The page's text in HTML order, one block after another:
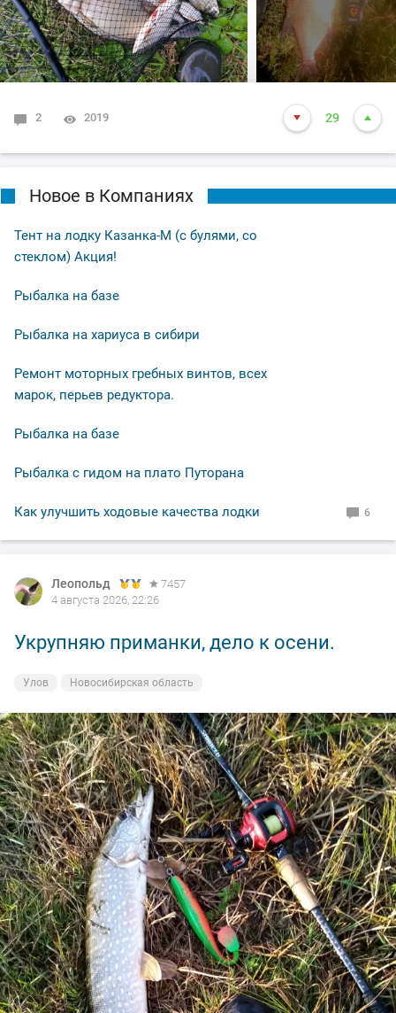
2 2019 29
Новое в Компаниях
Тент на лодку Казанка-М (с булями, со
стеклом) Акция!
Рыбалка на базе
Рыбалка на хариуса в сибири
Ремонт моторных гребных винтов, всех
марок, перьев редуктора.
Рыбалка на базе
Рыбалка с гидом на плато Путорана
Как улучшить ходовые качества лодки 6
Леопольд
7457
4 августа 2026, 22:26
Укрупняю приманки, дело к осени.
Улов Новосибирская область